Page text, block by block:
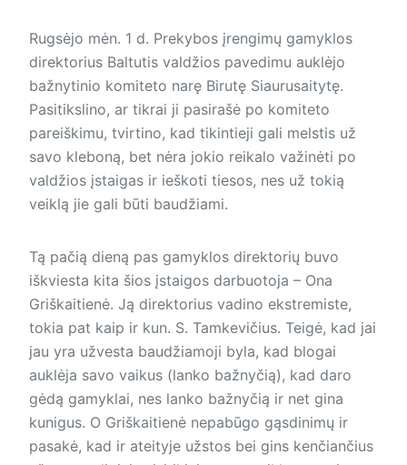
Rugsėjo mėn. 1 d. Prekybos įrengimų gamyklos
direktorius Baltutis valdžios pavedimu auklėjo
bažnytinio komiteto narę Birutę Siaurusaitytę.
Pasitikslino, ar tikrai ji pasirašė po komiteto
pareiškimu, tvirtino, kad tikintieji gali melstis už
savo kleboną, bet nėra jokio reikalo važinėti po
valdžios įstaigas ir ieškoti tiesos, nes už tokią
veiklą jie gali būti baudžiami.
Tą pačią dieną pas gamyklos direktorių buvo
iškviesta kita šios įstaigos darbuotoja – Ona
Griškaitienė. Ją direktorius vadino ekstremiste,
tokia pat kaip ir kun. S. Tamkevičius. Teigė, kad jai
jau yra užvesta baudžiamoji byla, kad blogai
auklėja savo vaikus (lanko bažnyčią), kad daro
gėdą gamyklai, nes lanko bažnyčią ir net gina
kunigus. O Griškaitienė nepabūgo gąsdinimų ir
pasakė, kad ir ateityje užstos bei gins kenčiančius